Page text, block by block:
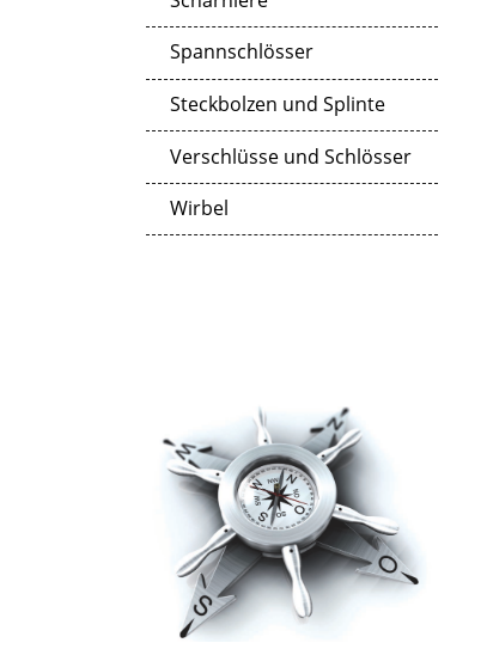
Spannschlösser
Steckbolzen und Splinte
Verschlüsse und Schlösser
Wirbel